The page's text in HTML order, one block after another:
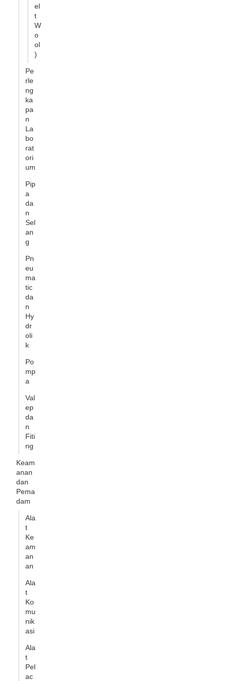
el
t
W
o
ol
)
Pe
rle
ng
ka
pa
n
La
bo
rat
ori
um
Pip
a
da
n
Sel
an
g
Pn
eu
ma
tic
da
n
Hy
dr
oli
k
Po
mp
a
Val
ep
da
n
Fiti
ng
Keam
anan
dan
Pema
dam
Ala
t
Ke
am
an
an
Ala
t
Ko
mu
nik
asi
Ala
t
Pel
ac